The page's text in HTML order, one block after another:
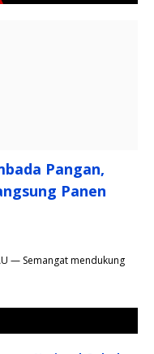
Pangan,
Panen
— Semangat mendukung